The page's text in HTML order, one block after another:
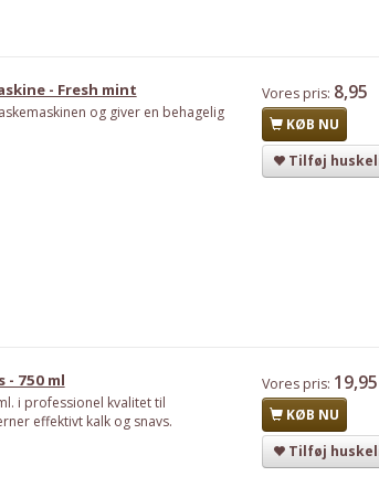
- Fresh mint
og giver en behagelig
Vores pris: 8,95
KØB NU
Tilføj
750 ml
i professionel kvalitet til
effektivt kalk og snavs.
Vores pris: 19,95
KØB NU
Tilføj